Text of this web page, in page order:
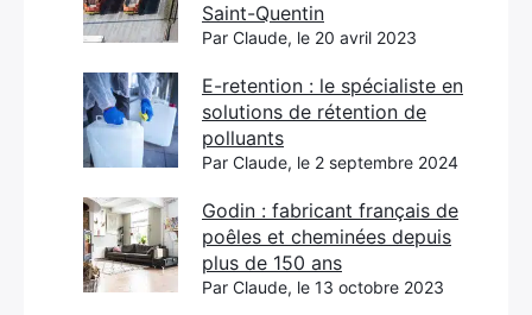
Saint-Quentin
Par Claude, le 20 avril 2023
E-retention : le spécialiste en
solutions de rétention de
polluants
Par Claude, le 2 septembre 2024
Godin : fabricant français de
poêles et cheminées depuis
plus de 150 ans
Par Claude, le 13 octobre 2023